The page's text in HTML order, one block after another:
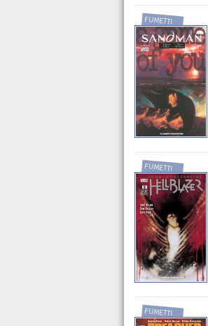
FUMETTI
FUMETTI
FUMETTI